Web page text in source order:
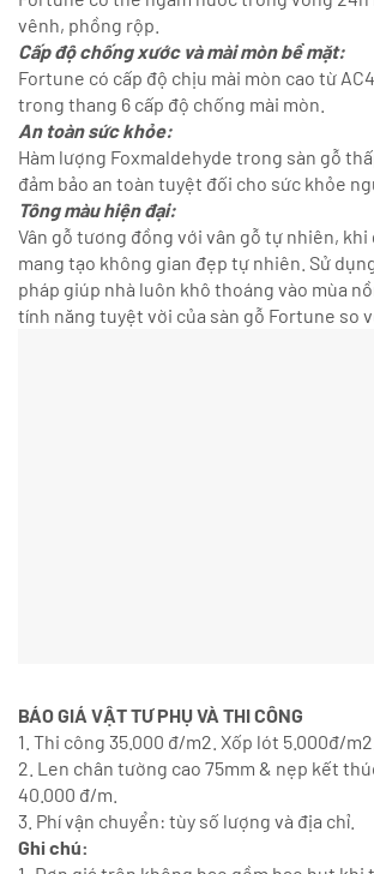
vênh, phồng rộp.
Cấp độ chống xước và mài mòn bề mặt:
Fortune có cấp độ chịu mài mòn cao từ
trong thang 6 cấp độ chống mài mòn.
An toàn sức khỏe:
Hàm lượng Foxmaldehyde trong sàn gỗ
đảm bảo an toàn tuyệt đối cho sức khỏe
Tông màu hiện đại:
Vân gỗ tương đồng với vân gỗ tự nhiên, khi
mang tạo không gian đẹp tự nhiên. Sử
pháp giúp nhà luôn khô thoáng vào mùa
tính năng tuyệt vời của sàn gỗ Fortune so
BÁO GIÁ VẬT TƯ PHỤ VÀ THI CÔNG
1. Thi công 35.000 đ/m2. Xốp lót 5.000đ/m2.
2. Len chân tường cao 75mm & nẹp kết
40.000 đ/m.
3. Phí vận chuyển: tùy số lượng và địa chỉ.
Ghi chú: